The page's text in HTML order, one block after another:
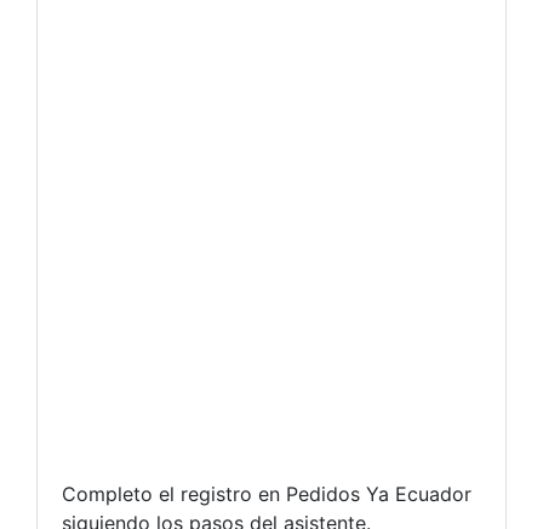
Completo el registro en Pedidos Ya Ecuador
siguiendo los pasos del asistente.